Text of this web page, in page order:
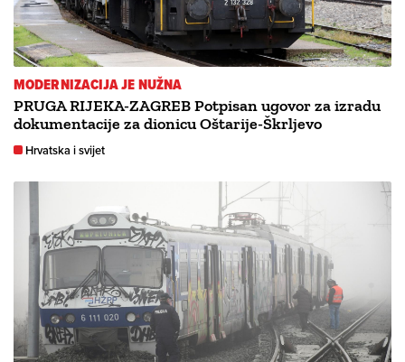
MODERNIZACIJA JE NUŽNA
PRUGA RIJEKA-ZAGREB Potpisan ugovor za izradu
dokumentacije za dionicu Oštarije-Škrljevo
Hrvatska i svijet